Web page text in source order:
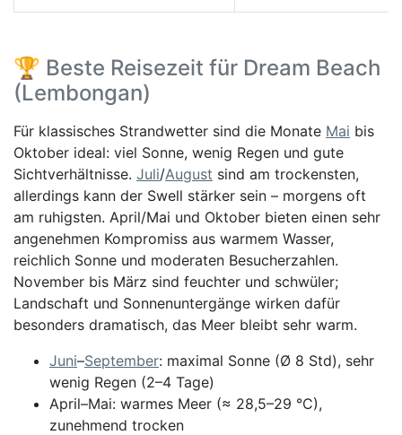
🏆 Beste Reisezeit für Dream Beach
(Lembongan)
Für klassisches Strandwetter sind die Monate Mai bis
Oktober ideal: viel Sonne, wenig Regen und gute
Sichtverhältnisse. Juli/August sind am trockensten,
allerdings kann der Swell stärker sein – morgens oft
am ruhigsten. April/Mai und Oktober bieten einen sehr
angenehmen Kompromiss aus warmem Wasser,
reichlich Sonne und moderaten Besucherzahlen.
November bis März sind feuchter und schwüler;
Landschaft und Sonnenuntergänge wirken dafür
besonders dramatisch, das Meer bleibt sehr warm.
Juni–September: maximal Sonne (Ø 8 Std), sehr
wenig Regen (2–4 Tage)
April–Mai: warmes Meer (≈ 28,5–29 °C),
zunehmend trocken